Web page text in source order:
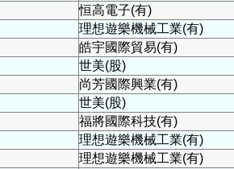
恒高電子(有)
理想遊樂機械工業(有)
皓宇國際貿易(有)
世美(股)
尚芳國際興業(有)
世美(股)
福將國際科技(有)
理想遊樂機械工業(有)
理想遊樂機械工業(有)